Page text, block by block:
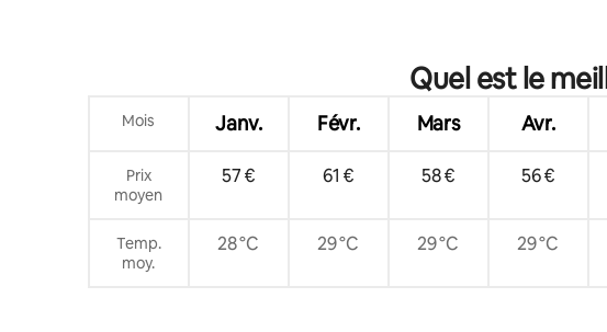
Quel est le
Mois Janv. Févr. Mars Avr.
Prix
moyen
57 € 61 € 58 € 56 €
Temp.
moy.
28 °C 29 °C 29 °C 29 °C